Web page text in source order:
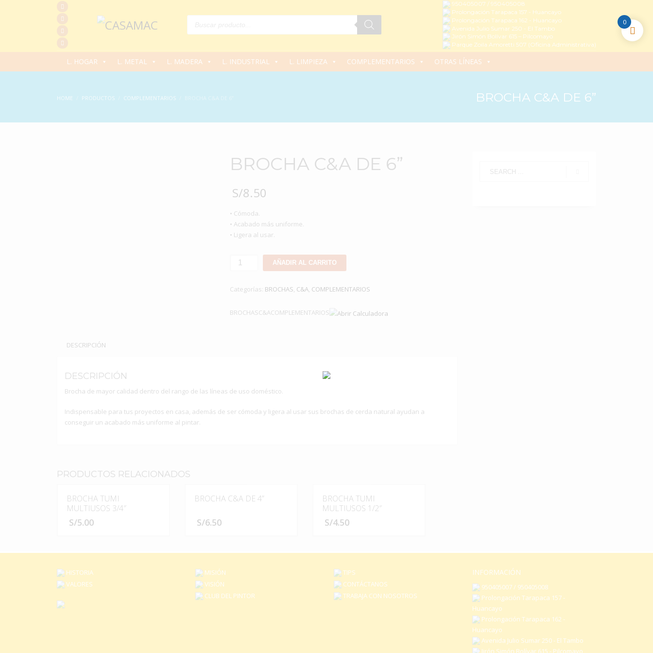
Products
950405007 / 950405008
Prolongación Tarapaca 157 - Huancayo
Prolongación Tarapaca 162 - Huancayo
Avenida Julio Sumar 250 - El Tambo
Jirón Simón Bolívar 615 – Pilcomayo
Parque Zoila Amoretti 507 (Oficina Administrativa)
L. HOGAR L. METAL L. MADERA L. INDUSTRIAL L. LIMPIEZA COMPLEMENTARIOS OTRAS LÍNEAS
HOME PRODUCTOS COMPLEMENTARIOS BROCHA C&A DE 6”
BROCHA C&A DE 6”
S/8.50
• Cómoda.
• Acabado más uniforme.
• Ligera al usar.
BROCHA
6”
AÑADIR AL CARRITO
Categorías: BROCHAS, C&A, COMPLEMENTARIOS
BROCHASC&ACOMPLEMENTARIOS
DESCRIPCIÓN
DESCRIPCIÓN
Brocha de mayor calidad dentro del rango de las líneas de uso doméstico.
Indispensable para tus proyectos en casa, además de ser cómoda y ligera al usar sus brochas de cerda natural ayudan a
conseguir un acabado más uniforme al pintar.
PRODUCTOS RELACIONADOS
BROCHA TUMI
MULTIUSOS 3/4″
S/5.00
BROCHA C&A DE 4”
S/6.50
BROCHA TUMI
MULTIUSOS 1/2″
S/4.50
HISTORIA
VALORES
MISIÓN
VISIÓN
CLUB DEL PINTOR
TIPS
CONTÁCTANOS
TRABAJA CON NOSOTROS
INFORMACIÓN
950405007 / 950405008
Prolongación Tarapaca 157 -
Huancayo
Prolongación Tarapaca 162 -
Huancayo
Avenida Julio Sumar 250 - El Tambo
Jirón Simón Bolívar 615 - Pilcomayo
0